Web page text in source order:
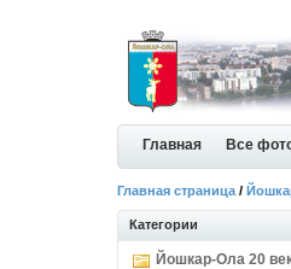
Главная Все
Главная страница /
Категории
Йошкар-Ола 20